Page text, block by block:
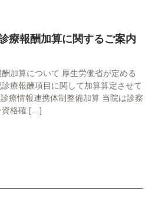
療報酬加算に関するご案内
加算について 厚生労働省が定める
療報酬項目に関して加算算定させて
情報連携体制整備加算 当院は診察
資格確 […]